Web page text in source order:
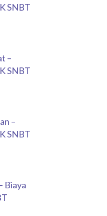
SNBT
–
SNBT
–
SNBT
Biaya